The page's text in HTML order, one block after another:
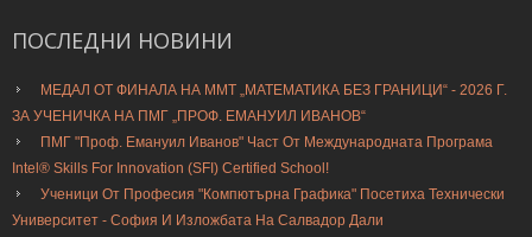
ПОСЛЕДНИ НОВИНИ
МЕДАЛ ОТ ФИНАЛА НА ММТ „МАТЕМАТИКА БЕЗ ГРАНИЦИ“ - 2026 Г.
ЗА УЧЕНИЧКА НА ПМГ „ПРОФ. ЕМАНУИЛ ИВАНОВ“
ПМГ "Проф. Емануил Иванов" Част От Международната Програма
Intel® Skills For Innovation (SFI) Certified School!
Ученици От Професия "Компютърна Графика" Посетиха Технически
Университет - София И Изложбата На Салвадор Дали